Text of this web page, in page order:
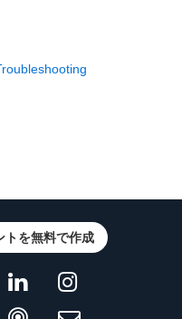
トを無料で作成